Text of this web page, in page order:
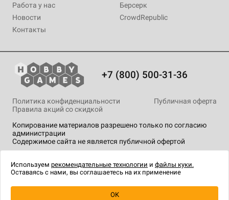
Работа у нас
Новости
Контакты
Берсерк
CrowdRepublic
+7 (800) 500-31-36
Копирование материалов разрешено только по согласию
администрации
Содержимое сайта не является публичной офертой
Политика конфиденциальности
Публичная оферта
Правила акций со скидкой
технологии .
Используем рекомендательные технологии и файлы куки.
Оставаясь с нами, вы соглашаетесь на их применение
OK